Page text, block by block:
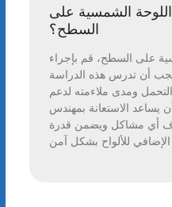
الشمسية على
السطح؟
على السطح، قم بإجراء
أن تدرس هذه الدراسة
ومدى ملاءمته لدعم
يساعد الاستعانة بمهندس
أي مشاكل ويضمن قدرة